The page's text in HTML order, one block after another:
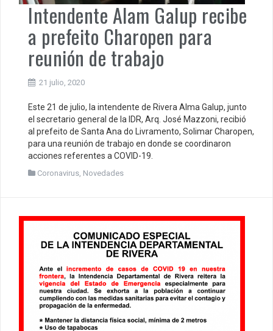
Intendente Alam Galup recibe
a prefeito Charopen para
reunión de trabajo
21 julio, 2020
Este 21 de julio, la intendente de Rivera Alma Galup, junto
el secretario general de la IDR, Arq. José Mazzoni, recibió
al prefeito de Santa Ana do Livramento, Solimar Charopen,
para una reunión de trabajo en donde se coordinaron
acciones referentes a COVID-19.
Coronavirus, Novedades